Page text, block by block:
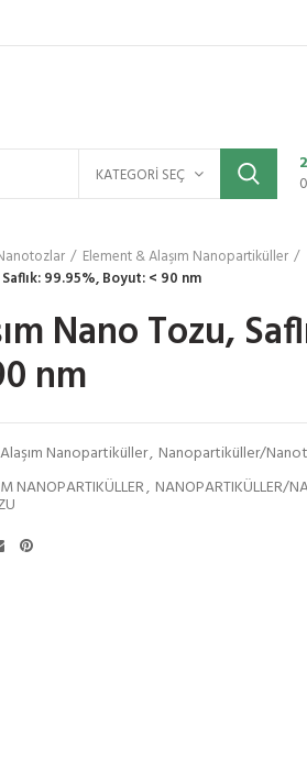
KATEGORI SEÇ
Element & Alaşım Nanopartiküller
99.95%, Boyut: < 90 nm
Nano Tozu,
nm
Nanopartiküller, Nanopartiküller/
NANOPARTIKÜLLER, NANOPARTIKÜLLER/